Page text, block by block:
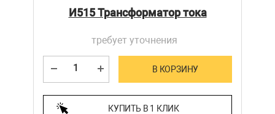
И515 Трансформатор тока
требует уточнения
В КОРЗИНУ
КУПИТЬ В 1 КЛИК